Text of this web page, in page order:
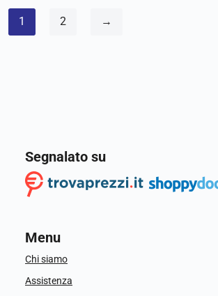
1 2 →
Segnalato su
Menu
Chi siamo
Assistenza